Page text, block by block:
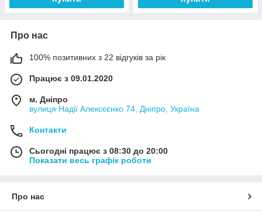
Про нас
100% позитивних з 22 відгуків за рік
Працює з 09.01.2020
м. Дніпро
вулиця Надії Алексєєнко 74, Дніпро, Україна
Контакти
Сьогодні працює з 08:30 до 20:00
Показати весь графік роботи
Про нас